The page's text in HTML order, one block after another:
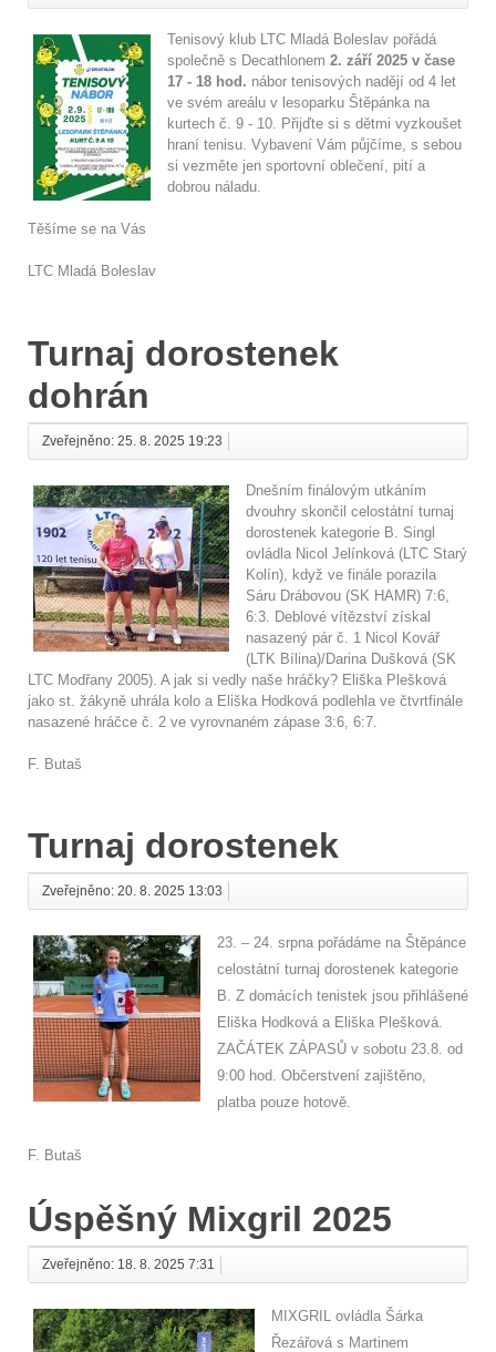
Tenisový klub LTC Mladá Boleslav pořádá
společně s Decathlonem 2. září 2025 v čase
17 - 18 hod. nábor tenisových nadějí od 4 let
ve svém areálu v lesoparku Štěpánka na
kurtech č. 9 - 10. Přijďte si s dětmi vyzkoušet
hraní tenisu. Vybavení Vám půjčíme, s sebou
si vezměte jen sportovní oblečení, pití a
dobrou náladu.
Těšíme se na Vás
LTC Mladá Boleslav
Turnaj dorostenek
dohrán
Zveřejněno: 25. 8. 2025 19:23
Dnešním finálovým utkáním
dvouhry skončil celostátní turnaj
dorostenek kategorie B. Singl
ovládla Nicol Jelínková (LTC Starý
Kolín), když ve finále porazila
Sáru Drábovou (SK HAMR) 7:6,
6:3. Deblové vítězství získal
nasazený pár č. 1 Nicol Kovář
(LTK Bílina)/Darina Dušková (SK
LTC Modřany 2005). A jak si vedly naše hráčky? Eliška Plešková
jako st. žákyně uhrála kolo a Eliška Hodková podlehla ve čtvrtfinále
nasazené hráčce č. 2 ve vyrovnaném zápase 3:6, 6:7.
F. Butaš
Turnaj dorostenek
Zveřejněno: 20. 8. 2025 13:03
23. – 24. srpna pořádáme na Štěpánce
celostátní turnaj dorostenek kategorie
B. Z domácích tenistek jsou přihlášené
Eliška Hodková a Eliška Plešková.
ZAČÁTEK ZÁPASŮ v sobotu 23.8. od
9:00 hod. Občerstvení zajištěno,
platba pouze hotově.
F. Butaš
Úspěšný Mixgril 2025
Zveřejněno: 18. 8. 2025 7:31
MIXGRIL ovládla Šárka
Řezářová s Martinem